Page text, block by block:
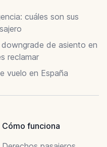
cuáles son sus
de asiento en
reclamar
vuelo en España
Cómo funciona